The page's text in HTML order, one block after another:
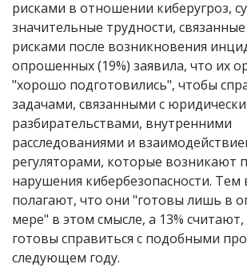
рисками в отношении киберугроз,
значительные трудности,
рисками после возникновения
опрошенных (19%) заявила, что их
"хорошо подготовились", чтобы
задачами, связанными с
разбирательствами, внутренними
расследованиями и
регуляторами, которые возникают
нарушения кибербезопасности. Тем
полагают, что они "готовы лишь в
мере" в этом смысле, а 13%
готовы справиться с подобными
следующем году.